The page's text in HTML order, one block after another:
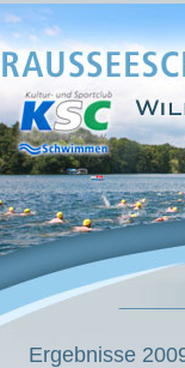
Ergebnisse 2009